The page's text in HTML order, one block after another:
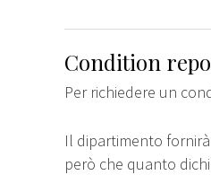
Condition
Per richiedere un
Il dipartimento
però che quanto